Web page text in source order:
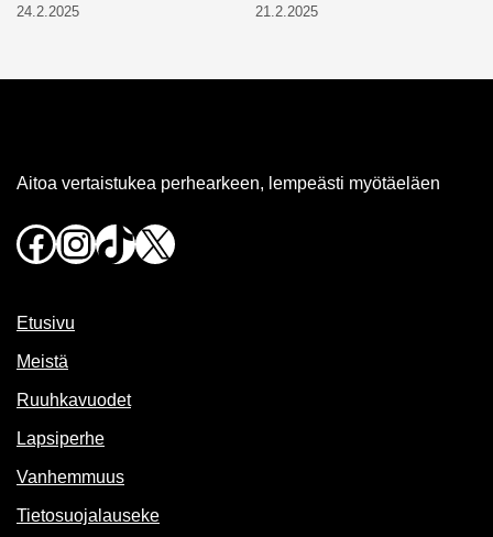
24.2.2025 21.2.2025
Aitoa vertaistukea perhearkeen, lempeästi myötäeläen
Facebook
Instagram
TikTok
X
Etusivu
Meistä
Ruuhkavuodet
Lapsiperhe
Vanhemmuus
Tietosuojalauseke